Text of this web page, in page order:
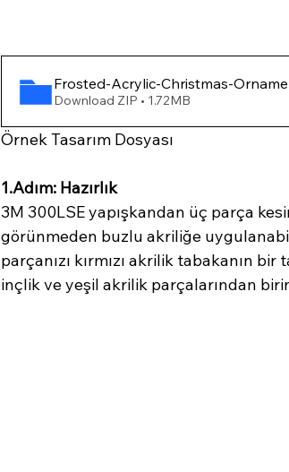
Frosted-Acrylic-Christmas-
Download ZIP • 1.72MB
Örnek Tasarım Dosyası
1.Adım: Hazırlık
3M 300LSE yapışkandan üç parça
görünmeden buzlu akriliğe
parçanızı kırmızı akrilik tabakanın
inçlik ve yeşil akrilik parçalarından